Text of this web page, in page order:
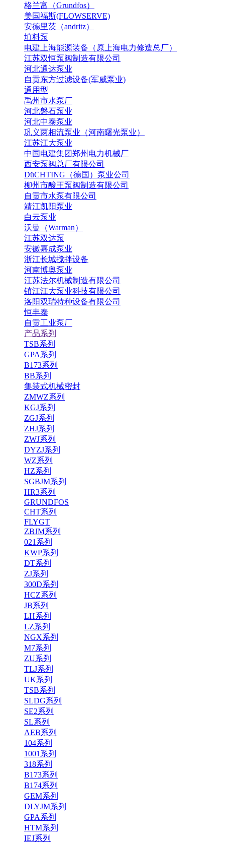
格兰富（Grundfos）
美国福斯(FLOWSERVE)
安德里茨（andritz）
填料泵
电建上海能源装备（原上海电力修造总厂）
江苏双恒泵阀制造有限公司
河北通达泵业
自贡东方过滤设备(军威泵业)
通用型
禹州市水泵厂
河北磐石泵业
河北中泰泵业
巩义两相流泵业（河南曙光泵业）
江苏江大泵业
中国电建集团郑州电力机械厂
西安泵阀总厂有限公司
DüCHTING（德国）泵业公司
柳州市酸王泵阀制造有限公司
自贡市水泵有限公司
靖江凯阳泵业
白云泵业
沃曼（Warman）
江苏双达泵
安徽嘉成泵业
浙江长城搅拌设备
河南博奥泵业
江苏法尔机械制造有限公司
镇江江大泵业科技有限公司
洛阳双瑞特种设备有限公司
恒丰泰
自贡工业泵厂
产品系列
TSB系列
GPA系列
B173系列
BB系列
集装式机械密封
ZMWZ系列
KGJ系列
ZGJ系列
ZHJ系列
ZWJ系列
DYZJ系列
WZ系列
HZ系列
SGBJM系列
HR3系列
GRUNDFOS
CHT系列
FLYGT
ZBJM系列
021系列
KWP系列
DT系列
ZJ系列
300D系列
HCZ系列
JB系列
LH系列
LZ系列
NGX系列
M7系列
ZU系列
TLJ系列
UK系列
TSB系列
SLDG系列
SE2系列
SL系列
AEB系列
104系列
1001系列
318系列
B173系列
B174系列
GEM系列
DLYJM系列
GPA系列
HTM系列
IEJ系列